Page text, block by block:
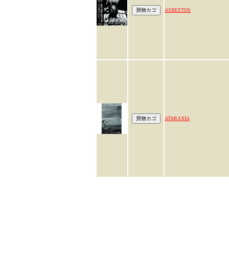
ASBESTOS
ATARAXIA